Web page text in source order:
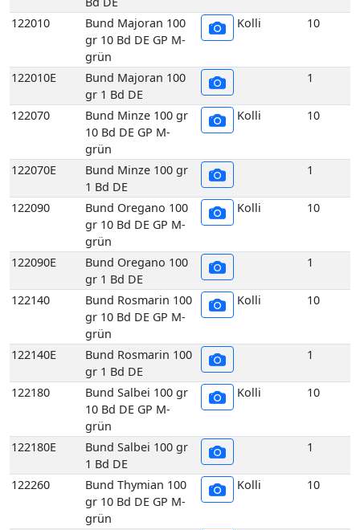
Bund Minze 100 gr
10 Bd DE GP M-
grün
122070E
Bund Minze 100 gr
1 Bd DE
1
Bund Oregano 100
gr 10 Bd DE GP M-
grün
122090E
Bund Oregano 100
gr 1 Bd DE
1
Bund Rosmarin 100
gr 10 Bd DE GP M-
grün
122140E
Bund Rosmarin 100
gr 1 Bd DE
1
Bund Salbei 100 gr
10 Bd DE GP M-
grün
122180E
Bund Salbei 100 gr
1 Bd DE
1
Bund Thymian 100
gr 10 Bd DE GP M-
grün
122260E
Bund Thymian 100
gr 1 Bd DE
1
Echte Frankfurter
Grüne Soße 200 gr
10 Stück DE GP H-
grün